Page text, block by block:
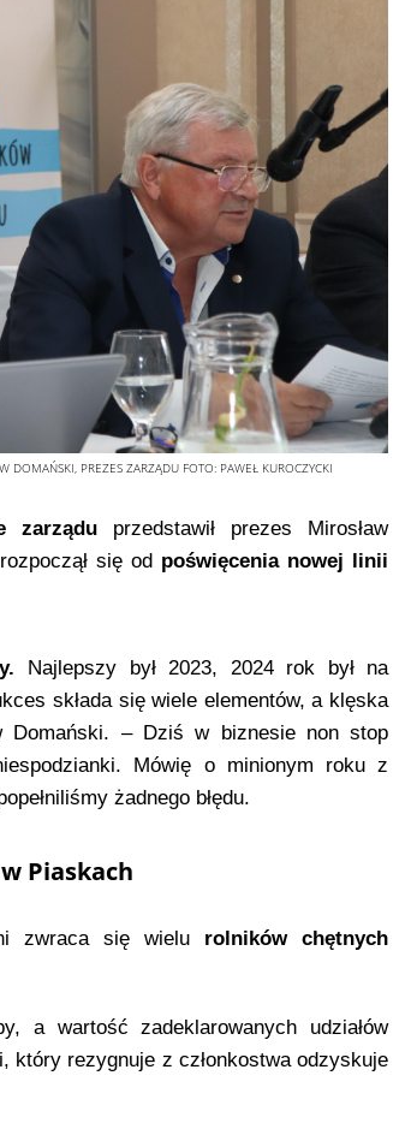
DOMAŃSKI, PREZES ZARZĄDU FOTO: PAWEŁ KUROCZYCKI
zarządu przedstawił prezes Mirosław
się od poświęcenia nowej linii
Najlepszy był 2023, 2024 rok był na
składa się wiele elementów, a klęska
Domański. – Dziś w biznesie non stop
Mówię o minionym roku z
żadnego błędu.
Piaskach
zwraca się wielu rolników chętnych
a wartość zadeklarowanych udziałów
który rezygnuje z członkostwa odzyskuje